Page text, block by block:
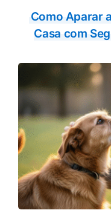
Como Aparar
Casa com